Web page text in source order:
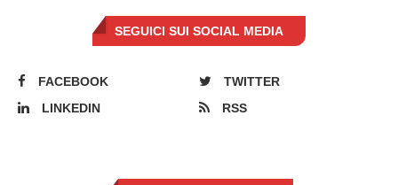
SEGUICI SUI SOCIAL MEDIA
FACEBOOK
TWITTER
LINKEDIN
RSS